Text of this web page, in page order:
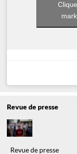
Revue de presse
Revue de presse